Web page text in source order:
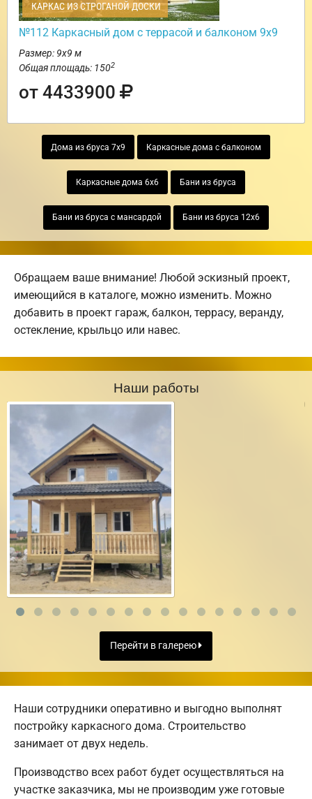
КАРКАС ИЗ СТРОГАНОЙ ДОСКИ
№112 Каркасный дом с террасой и балконом 9х9
Размер: 9х9 м
Общая площадь: 1502
от 4433900
Дома из бруса 7х9 Каркасные дома с балконом
Каркасные дома 6х6 Бани из бруса
Бани из бруса с мансардой Бани из бруса 12х6
Обращаем ваше внимание! Любой эскизный проект,
имеющийся в каталоге, можно изменить. Можно
добавить в проект гараж, балкон, террасу, веранду,
остекление, крыльцо или навес.
Наши работы
Перейти в галерею
Наши сотрудники оперативно и выгодно выполнят
постройку каркасного дома. Строительство
занимает от двух недель.
Производство всех работ будет осуществляться на
участке заказчика, мы не производим уже готовые